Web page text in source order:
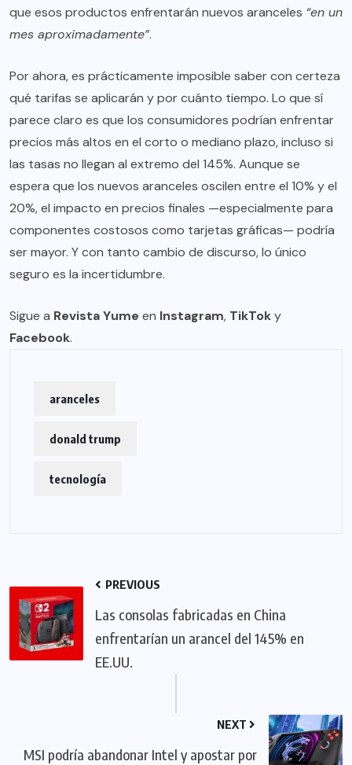
que esos productos enfrentarán nuevos aranceles “en un
mes aproximadamente”.
Por ahora, es prácticamente imposible saber con certeza
qué tarifas se aplicarán y por cuánto tiempo. Lo que sí
parece claro es que los consumidores podrían enfrentar
precios más altos en el corto o mediano plazo, incluso si
las tasas no llegan al extremo del 145%. Aunque se
espera que los nuevos aranceles oscilen entre el 10% y el
20%, el impacto en precios finales —especialmente para
componentes costosos como tarjetas gráficas— podría
ser mayor. Y con tanto cambio de discurso, lo único
seguro es la incertidumbre.
Sigue a Revista Yume en Instagram, TikToky
Facebook.
aranceles
donald trump
tecnología
PREVIOUS
Las consolas fabricadas en China
enfrentarían un arancel del 145% en
EE.UU.
NEXT
MSI podría abandonar Intel y apostar por